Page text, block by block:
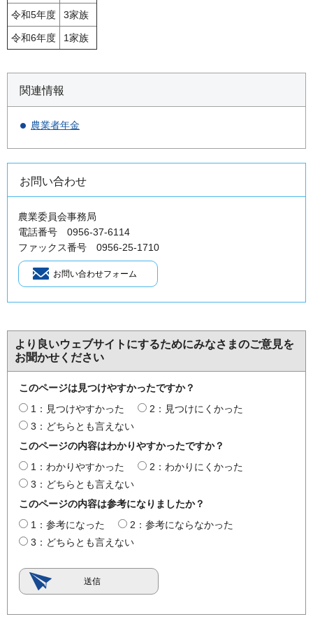
令和5年度 3家族
令和6年度 1家族
関連情報
農業者年金
お問い合わせ
農業委員会事務局
電話番号 0956-37-6114
ファックス番号 0956-25-1710
より良いウェブサイトにするためにみなさまのご意見を
お聞かせください
このページは見つけやすかったですか？
1：見つけやすかった
2：見つけにくかった
3：どちらとも言えない
このページの内容はわかりやすかったですか？
1：わかりやすかった
2：わかりにくかった
3：どちらとも言えない
このページの内容は参考になりましたか？
1：参考になった
2：参考にならなかった
3：どちらとも言えない